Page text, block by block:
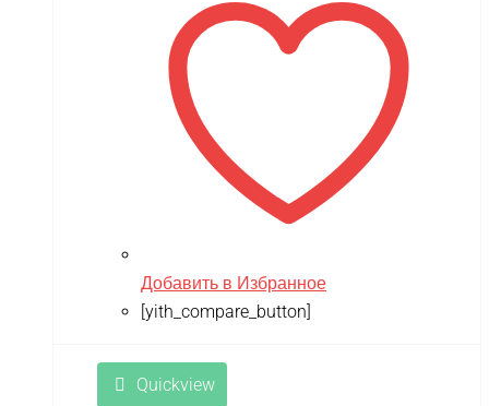
Добавить в Избранное
[yith_compare_button]
Quickview